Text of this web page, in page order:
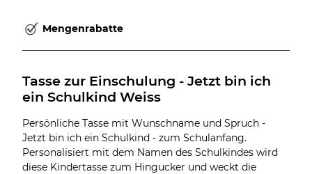
Mengenrabatte
Tasse zur Einschulung - Jetzt bin ich
ein Schulkind Weiss
Persönliche Tasse mit Wunschname und Spruch -
Jetzt bin ich ein Schulkind - zum Schulanfang.
Personalisiert mit dem Namen des Schulkindes wird
diese Kindertasse zum Hingucker und weckt die